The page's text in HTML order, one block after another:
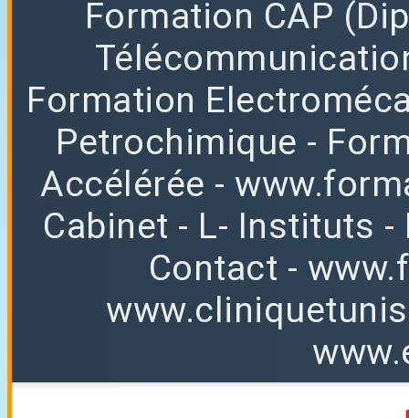
Formation CAP
Formation
Petrochimique -
Accélérée -
Cabinet - L- Instituts -
Contact -